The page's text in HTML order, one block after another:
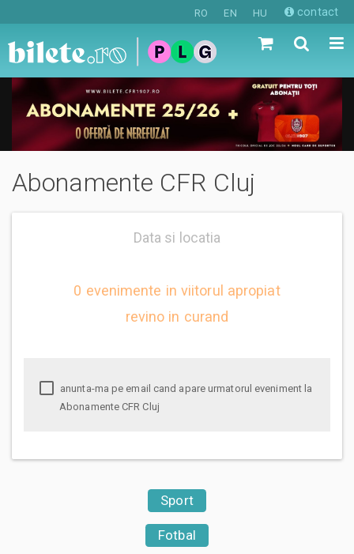
RO EN HU contact
Abonamente CFR Cluj
Data si locatia
0 evenimente in viitorul apropiat
revino in curand
Abonamente CFR Cluj
Sport
Fotbal